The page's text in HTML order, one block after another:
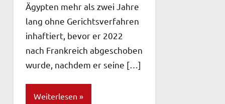
Ägypten mehr als zwei Jahre
lang ohne Gerichtsverfahren
inhaftiert, bevor er 2022
nach Frankreich abgeschoben
wurde, nachdem er seine […]
Weiterlesen